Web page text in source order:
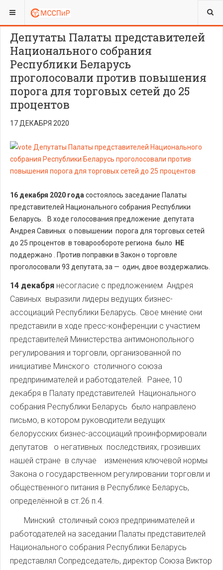
ВЫ ЗДЕСЬ: ЮРИДИЧЕСКИЙ ОТДЕЛ
Депутаты Палаты представителей
Национального собрания
Республики Беларусь
проголосовали против повышения
порога для торговых сетей до 25
процентов
17 ДЕКАБРЯ 2020
16 декабря 2020 года состоялось заседание Палаты
представителей Национального собрания Республики
Беларусь. В ходе голосования предложение депутата
Андрея Савиных о повышении порога для торговых сетей
до 25 процентов в товарообороте региона было
НЕ
поддержано . Против поправки в Закон о торговле
проголосовали 93 депутата, за — один, двое воздержались.
14 декабря несогласие с предложением Андрея
Савиных выразили лидеры ведущих бизнес-
ассоциаций Республики Беларусь. Свое мнение они
представили в ходе пресс-конференции с участием
представителей Министерства антимонопольного
регулирования и торговли, организованной по
инициативе Минского столичного союза
предпринимателей и работодателей. Ранее, 10
декабря в Палату представителей Национального
собрания Республики Беларусь было направлено
письмо, в котором руководители ведущих
белорусских бизнес-ассоциаций проинформировали
депутатов о негативных последствиях, грозивших
нашей стране в случае изменения ключевой нормы
Закона о государственном регулировании торговли и
общественного питания в Республике Беларусь,
определённой в ст.26 п.4.
Минский столичный союз предпринимателей и
работодателей на заседании Палаты представителей
Национального собрания Республики Беларусь
представлял Сопредседатель, директор Союза Виктор